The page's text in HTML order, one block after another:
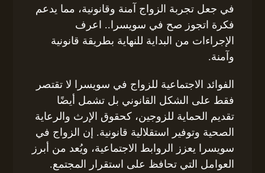
في جعل تجربة الزواج آمنة وقانونية، مما يدعم
فكرة اتجوز صح في سويسرا.. اعرف
الإجراءات من البداية للنهاية بطريقة قانونية
وآمنة.
الفوائد الاجتماعية للزواج في سويسرا لا تقتصر
فقط على الشكل القانوني بل تشمل أيضًا
تقديم الحماية للزوجين، كحقوق الإرث والرعاية
الصحية وتوفير استقلالية قانونية. إن الزواج في
سويسرا يعزز الروابط الاجتماعية، ويُعد من أبرز
العوامل التي تحافظ على استقرار المجتمع.